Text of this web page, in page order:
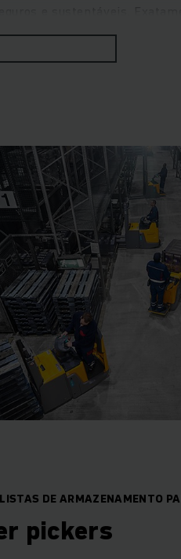
de fabricante e parceiro
encomendas?
para si é um porta-paletes
suas necessidades: a
os géneros de porta-
reboques, atrelados de
e de motor permite uma
DE ARMAZENAMENTO
pickers